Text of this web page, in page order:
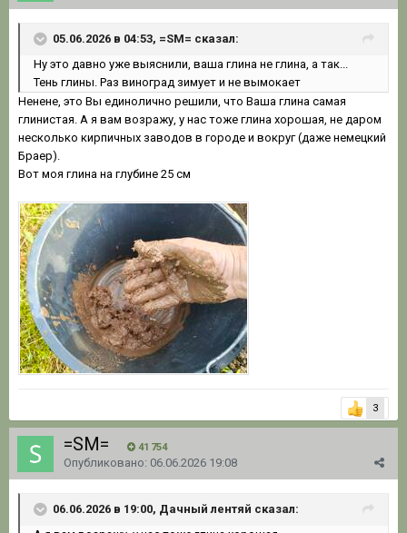
05.06.2026 в 04:53, =SM= сказал:
Ну это давно уже выяснили, ваша глина не глина, а так...
Тень глины. Раз виноград зимует и не вымокает
Ненене, это Вы единолично решили, что Ваша глина самая
глинистая. А я вам возражу, у нас тоже глина хорошая, не даром
несколько кирпичных заводов в городе и вокруг (даже немецкий
Браер).
Вот моя глина на глубине 25 см
3
=SM= 41 754
Опубликовано: 06.06.2026 19:08
06.06.2026 в 19:00, Дачный лентяй сказал: